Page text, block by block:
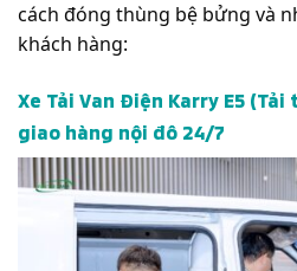
cách đóng thùng bệ bửng và
khách hàng:
Xe Tải Van Điện Karry E5 (Tải
giao hàng nội đô 24/7